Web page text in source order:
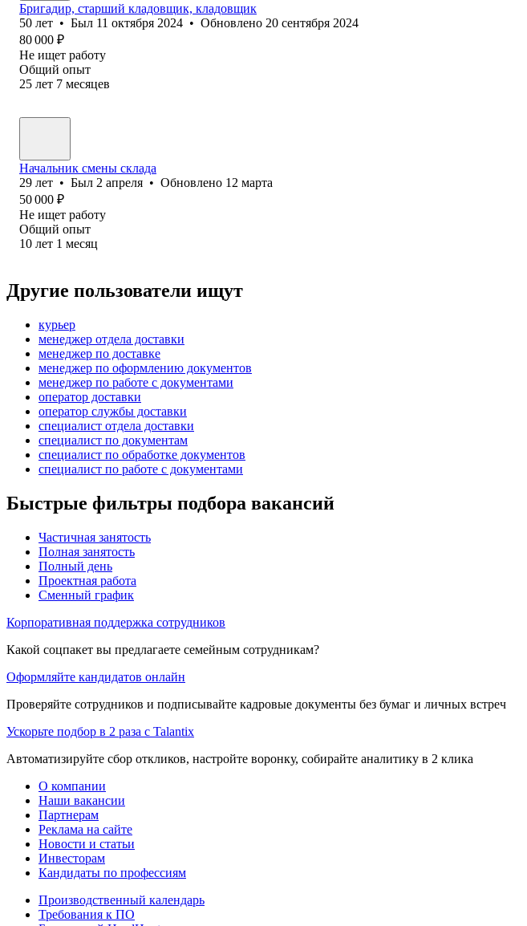
Бригадир, старший кладовщик, кладовщик
50 лет • Был 11 октября 2024 • Обновлено 20 сентября 2024
80 000 ₽
Не ищет работу
Общий опыт
25 лет 7 месяцев
Начальник смены склада
29 лет • Был 2 апреля • Обновлено 12 марта
50 000 ₽
Не ищет работу
Общий опыт
10 лет 1 месяц
Другие пользователи ищут
курьер
менеджер отдела доставки
менеджер по доставке
менеджер по оформлению документов
менеджер по работе с документами
оператор доставки
оператор службы доставки
специалист отдела доставки
специалист по документам
специалист по обработке документов
специалист по работе с документами
Быстрые фильтры подбора вакансий
Частичная занятость
Полная занятость
Полный день
Проектная работа
Сменный график
Корпоративная поддержка сотрудников
Какой соцпакет вы предлагаете семейным сотрудникам?
Оформляйте кандидатов онлайн
Проверяйте сотрудников и подписывайте кадровые документы без бумаг и личных встреч
Ускорьте подбор в 2 раза с Talantix
Автоматизируйте сбор откликов, настройте воронку, собирайте аналитику в 2 клика
О компании
Наши вакансии
Партнерам
Реклама на сайте
Новости и статьи
Инвесторам
Кандидаты по профессиям
Производственный календарь
Требования к ПО